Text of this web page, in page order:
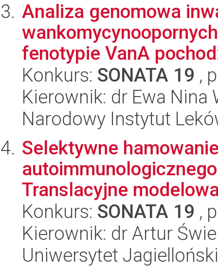
Analiza genomowa
fenotypie VanA
Konkurs: SONATA 19 ,
Kierownik: dr Ewa Nina
Narodowy Instytut
Selektywne
Translacyjne
Konkurs: SONATA 19 ,
Kierownik: dr Artur
Uniwersytet